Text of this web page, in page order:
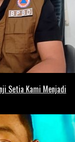
Setia Kami Menjadi